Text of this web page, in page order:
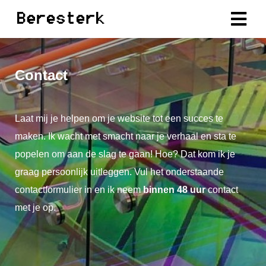
Contact
Laat mij je helpen om je website tot een succes te
maken. Ik wacht met smacht naar je verhaal en sta te
popelen om aan de slag te gaan! Hoe? Dat kom ik je
graag persoonlijk uitleggen. Vul het onderstaande
contactformulier in en ik neembinnen 48 uurcontact
met je op.
zijn
om
te
Ze
gebruikt
deze